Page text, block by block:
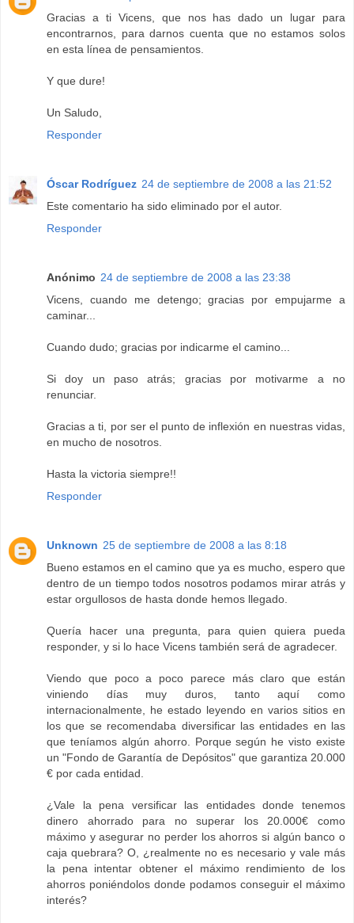
Gracias a ti Vicens, que nos has dado un lugar para
encontrarnos, para darnos cuenta que no estamos solos
en esta línea de pensamientos.
Y que dure!
Un Saludo,
Responder
Óscar Rodríguez 24 de septiembre de 2008 a las 21:52
Este comentario ha sido eliminado por el autor.
Responder
Anónimo 24 de septiembre de 2008 a las 23:38
Vicens, cuando me detengo; gracias por empujarme a
caminar...
Cuando dudo; gracias por indicarme el camino...
Si doy un paso atrás; gracias por motivarme a no
renunciar.
Gracias a ti, por ser el punto de inflexión en nuestras vidas,
en mucho de nosotros.
Hasta la victoria siempre!!
Responder
Unknown 25 de septiembre de 2008 a las 8:18
Bueno estamos en el camino que ya es mucho, espero que
dentro de un tiempo todos nosotros podamos mirar atrás y
estar orgullosos de hasta donde hemos llegado.
Quería hacer una pregunta, para quien quiera pueda
responder, y si lo hace Vicens también será de agradecer.
Viendo que poco a poco parece más claro que están
viniendo días muy duros, tanto aquí como
internacionalmente, he estado leyendo en varios sitios en
los que se recomendaba diversificar las entidades en las
que teníamos algún ahorro. Porque según he visto existe
un "Fondo de Garantía de Depósitos" que garantiza 20.000
€ por cada entidad.
¿Vale la pena versificar las entidades donde tenemos
dinero ahorrado para no superar los 20.000€ como
máximo y asegurar no perder los ahorros si algún banco o
caja quebrara? O, ¿realmente no es necesario y vale más
la pena intentar obtener el máximo rendimiento de los
ahorros poniéndolos donde podamos conseguir el máximo
interés?